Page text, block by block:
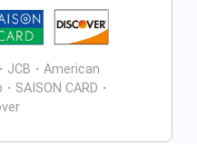
JCB・American
SAISON CARD・